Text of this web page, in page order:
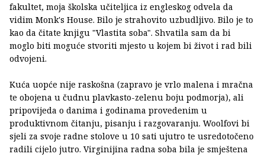
fakultet, moja školska učiteljica iz engleskog odvela da
vidim Monk's House. Bilo je strahovito uzbudljivo. Bilo je to
kao da čitate knjigu "Vlastita soba". Shvatila sam da bi
moglo biti moguće stvoriti mjesto u kojem bi život i rad bili
odvojeni.
Kuća uopće nije raskošna (zapravo je vrlo malena i mračna
te obojena u čudnu plavkasto-zelenu boju podmorja), ali
pripovijeda o danima i godinama provedenim u
produktivnom čitanju, pisanju i razgovaranju. Woolfovi bi
sjeli za svoje radne stolove u 10 sati ujutro te usredotočeno
radili cijelo jutro. Virginijina radna soba bila je smještena